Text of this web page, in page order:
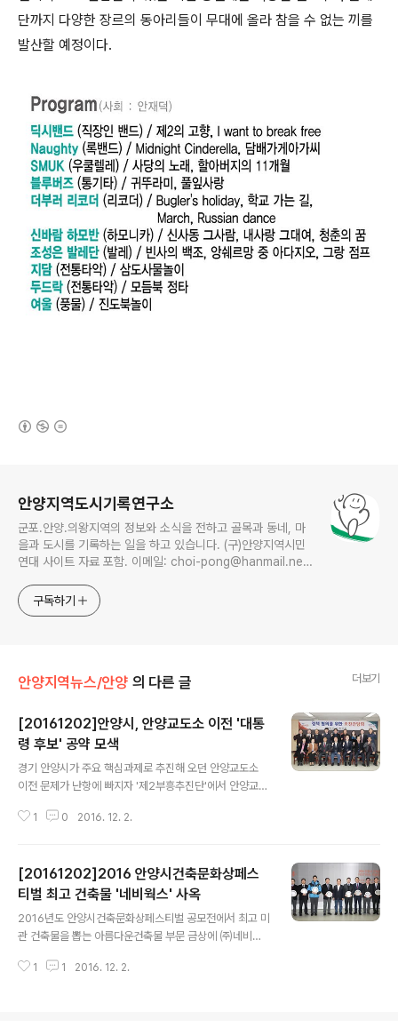
단까지 다양한 장르의 동아리들이 무대에 올라 참을 수 없는 끼를
발산할 예정이다.
안양지역도시기록연구소
군포.안양.의왕지역의 정보와 소식을 전하고 골목과 동네, 마
을과 도시를 기록하는 일을 하고 있습니다. (구)안양지역시민
연대 사이트 자료 포함. 이메일: choi-pong@hanmail.net
구독하기
안양지역뉴스/안양 의 다른 글 더보기
[20161202]안양시, 안양교도소 이전 '대통
령 후보' 공약 모색
경기 안양시가 주요 핵심과제로 추진해 오던 안양교도소
이전 문제가 난항에 빠지자 '제2부흥추진단'에서 안양교도
회를 통해 향후 대통령 후보의 공약사업으로 추진될 수 있
안양시의회 김대영 의장 등 시의원 7명, 경기남부 법무타
운 조성 촉구 및 안양교도소 재건축 반대 안양시 범시민 추
진위원회(이하 범추위) 공동대표 6명 등이 참석한 가운데
안양시청 상황실에서 경기남부 법무타운 조성 촉구 및 안
양교도소 이전을 위한 정책 간담회를 개최했다. 이 자리에
서 이필운 안양시장은 국민권익위원회와의 면담에서 현재
1 0 2016. 12. 2.
[20161202]2016 안양시건축문화상페스
티벌 최고 건축물 '네비웍스' 사옥
2016년도 안양시건축문화상페스티벌 공모전에서 최고 미
관 건축물을 뽑는 아름다운건축물 부문 금상에 ㈜네비웍
시청 홍보실에서 이필운 안양시장을 비롯 시의원들과 건축
1 1 2016. 12. 2.